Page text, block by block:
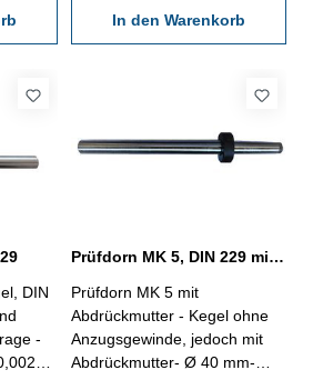
In den Warenkorb
-
Prüfdorn MK 5, DIN 229 mit Abdrückmutter
Prüfdorn MK 5 mit
Abdrückmutter - Kegel ohne
Anzugsgewinde, jedoch mit
Abdrückmutter- Ø 40 mm-